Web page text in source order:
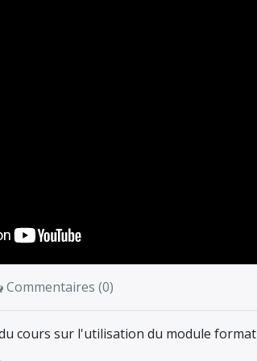
Commentaires (0)
cours sur l'utilisation du module